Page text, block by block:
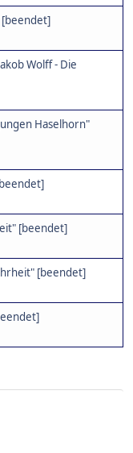
[beendet]
Wolff - Die
Haselhorn"
[beendet]
[beendet]